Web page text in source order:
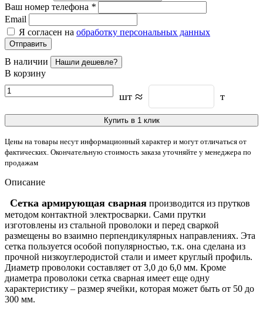
Ваш номер телефона *
Email
Я согласен на обработку персональных данных
Отправить
В наличии Нашли дешевле?
В корзину
шт ≈ т
Купить в 1 клик
Цены на товары несут информационный характер и могут отличаться от
фактических. Окончательную стоимость заказа уточняйте у менеджера по
продажам
Описание
Сетка армирующая сварная производится из прутков
методом контактной электросварки. Сами прутки
изготовлены из стальной проволоки и перед сваркой
размещены во взаимно перпендикулярных направлениях. Эта
сетка пользуется особой популярностью, т.к. она сделана из
прочной низкоуглеродистой стали и имеет круглый профиль.
Диаметр проволоки составляет от 3,0 до 6,0 мм. Кроме
диаметра проволоки сетка сварная имеет еще одну
характеристику – размер ячейки, которая может быть от 50 до
300 мм.